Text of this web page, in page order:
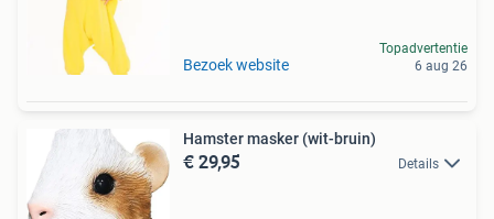
Bezoek website
Topadvertentie
6 aug 26
Hamster masker (wit-bruin)
€ 29,95 Details